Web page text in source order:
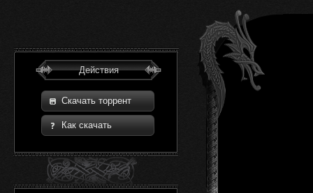
Действия
Скачать торрент
Как скачать